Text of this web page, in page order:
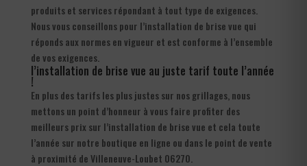
produits et services répondant à tout type de exigences.
Nous vous conseillons pour l’installation de brise vue qui
réponds aux normes en vigueur et est conforme à l’ensemble
de vos exigences.
l’installation de brise vue au juste tarif toute l’année
!
En plus des tarifs les plus justes sur nos grillages, nous
mettons un point d’honneur à vous faire profiter des
meilleurs prix sur l’installation de brise vue et cela toute
l’année sur notre boutique en ligne ou dans le point de vente
à proximité de Villeneuve-Loubet 06270.